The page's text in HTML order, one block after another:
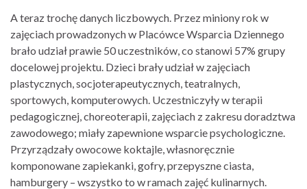
A teraz trochę danych liczbowych. Przez miniony rok w
zajęciach prowadzonych w Placówce Wsparcia Dziennego
brało udział prawie 50 uczestników, co stanowi 57% grupy
docelowej projektu. Dzieci brały udział w zajęciach
plastycznych, socjoterapeutycznych, teatralnych,
sportowych, komputerowych. Uczestniczyły w terapii
pedagogicznej, choreoterapii, zajęciach z zakresu doradztwa
zawodowego; miały zapewnione wsparcie psychologiczne.
Przyrządzały owocowe koktajle, własnoręcznie
komponowane zapiekanki, gofry, przepyszne ciasta,
hamburgery – wszystko to w ramach zajęć kulinarnych.